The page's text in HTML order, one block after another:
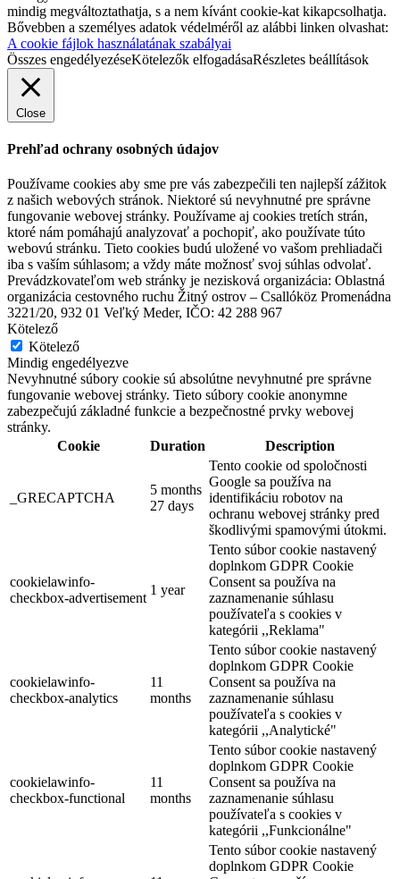
Turisztikai információs központ Dunaszerdahely
Turisztikai látnivalók
mindig megváltoztathatja, s a nem kívánt cookie-kat kikapcsolhatja.
Bővebben a személyes adatok védelméről az alábbi linken olvashat:
A cookie fájlok használatának szabályai
Összes engedélyezéseKötelezők elfogadásaRészletes beállítások
Close
Prehľad ochrany osobných údajov
Používame cookies aby sme pre vás zabezpečili ten najlepší zážitok
z našich webových stránok. Niektoré sú nevyhnutné pre správne
fungovanie webovej stránky. Používame aj cookies tretích strán,
ktoré nám pomáhajú analyzovať a pochopiť, ako používate túto
webovú stránku. Tieto cookies budú uložené vo vašom prehliadači
iba s vaším súhlasom; a vždy máte možnosť svoj súhlas odvolať.
Prevádzkovateľom web stránky je nezisková organizácia: Oblastná
organizácia cestovného ruchu Žitný ostrov – Csallóköz Promenádna
3221/20, 932 01 Veľký Meder, IČO: 42 288 967
Kötelező
Kötelező
Mindig engedélyezve
Nevyhnutné súbory cookie sú absolútne nevyhnutné pre správne
fungovanie webovej stránky. Tieto súbory cookie anonymne
zabezpečujú základné funkcie a bezpečnostné prvky webovej
stránky.
Cookie
Duration Description
_GRECAPTCHA
5 months
27 days
Tento cookie od spoločnosti
Google sa používa na
identifikáciu robotov na
ochranu webovej stránky pred
škodlivými spamovými útokmi.
cookielawinfo-
checkbox-advertisement
1 year
Tento súbor cookie nastavený
doplnkom GDPR Cookie
Consent sa používa na
zaznamenanie súhlasu
používateľa s cookies v
kategórii ,,Reklama"
cookielawinfo-
checkbox-analytics
11
months
Tento súbor cookie nastavený
doplnkom GDPR Cookie
Consent sa používa na
zaznamenanie súhlasu
používateľa s cookies v
kategórii ,,Analytické"
cookielawinfo-
checkbox-functional
11
months
Tento súbor cookie nastavený
doplnkom GDPR Cookie
Consent sa používa na
zaznamenanie súhlasu
používateľa s cookies v
kategórii ,,Funkcionálne"
Tento súbor cookie nastavený
doplnkom GDPR Cookie